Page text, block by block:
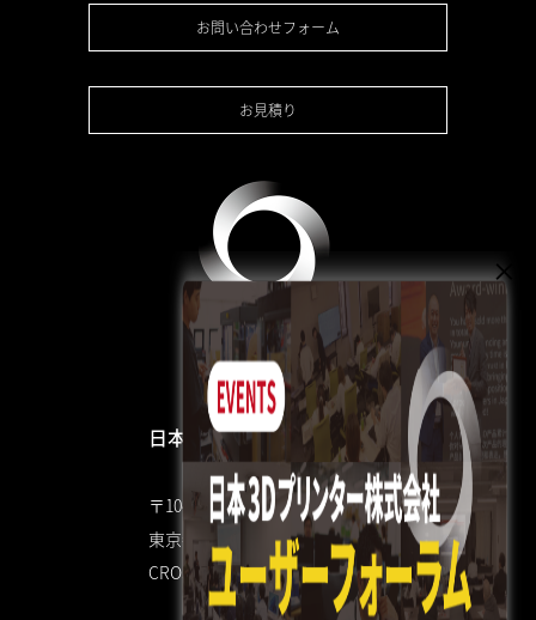
お問い合わせフォーム
お見積り
日本3Dプリンター株式会社
〒104-0053
東京都中央区晴海4丁目7-4
CROSS DOCK HARUMI 1F